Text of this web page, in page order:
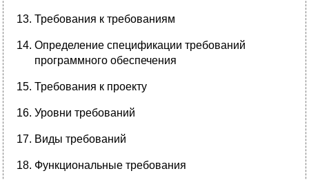
Требования к требованиям
Определение спецификации требований
программного обеспечения
Требования к проекту
Уровни требований
Виды требований
Функциональные требования